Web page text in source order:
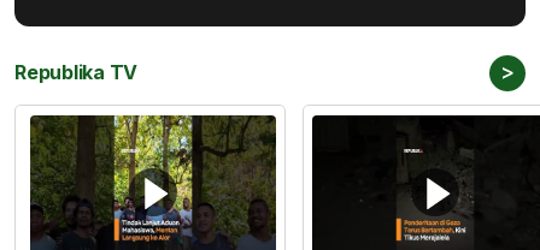
Republika TV >